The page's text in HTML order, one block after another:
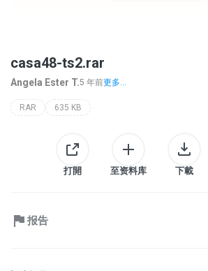
casa48-ts2.rar
Angela Ester T.5 年前更多...
RAR 635 KB
打開 至资料库 下載
报告